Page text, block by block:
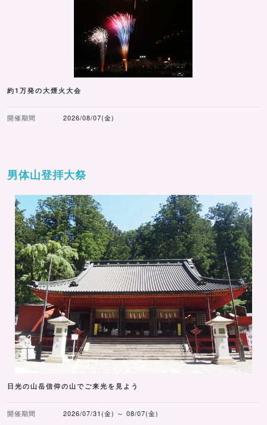
約1万発の大煙火大会
開催期間 2026/08/07(金)
男体山登拝大祭
日光の山岳信仰の山でご来光を見よう
開催期間 2026/07/31(金) ～ 08/07(金)